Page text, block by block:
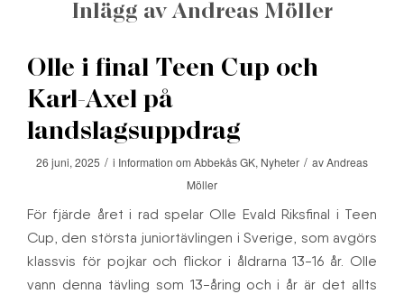
Inlägg av Andreas Möller
Olle i final Teen Cup och
Karl-Axel på
landslagsuppdrag
26 juni, 2025 / i Information om Abbekås GK, Nyheter / avAndreas
Möller
För fjärde året i rad spelar Olle Evald Riksfinal i Teen
Cup, den största juniortävlingen i Sverige, som avgörs
klassvis för pojkar och flickor i åldrarna 13-16 år. Olle
vann denna tävling som 13-åring och i år är det allts